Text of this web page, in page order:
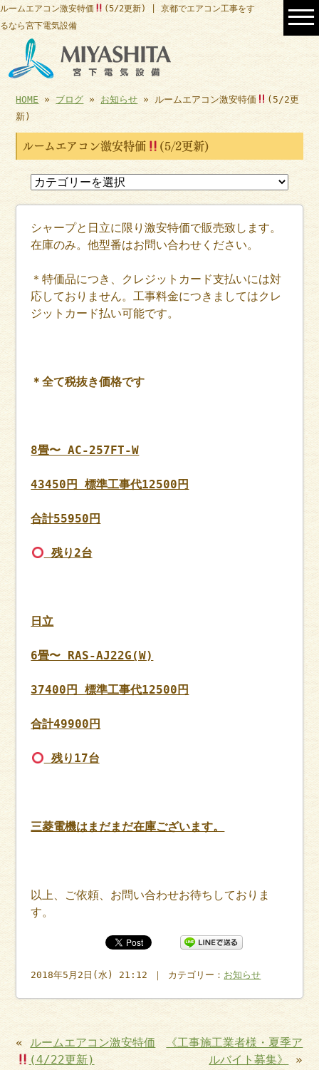
ルームエアコン激安特価
(5/2更新) | 京都でエアコン工事をす
るなら宮下電気設備
HOME » ブログ » お知らせ » ルームエアコン激安特価
(5/2更
新)
ルームエアコン激安特価 (5/2更新)
シャープと日立に限り激安特価で販売致します。
在庫のみ。他型番はお問い合わせください。
＊特価品につき、クレジットカード支払いには対
応しておりません。工事料金につきましてはクレ
ジットカード払い可能です。
＊全て税抜き価格です
8畳〜 AC-257FT-W
43450円 標準工事代12500円
合計55950円
残り2台
日立
6畳〜 RAS-AJ22G(W)
37400円 標準工事代12500円
合計49900円
残り17台
三菱電機はまだまだ在庫ございます。
以上、ご依頼、お問い合わせお待ちしておりま
す。
2018年5月2日(水) 21:12 ｜ カテゴリー： お知らせ
« ルームエアコン激安特価
(4/22更新)
《工事施工業者様・夏季ア
ルバイト募集》 »